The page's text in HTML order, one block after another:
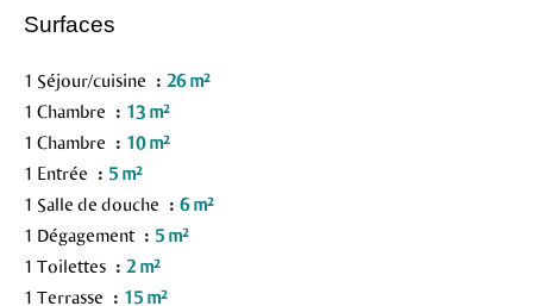
Surfaces
1 Séjour/cuisine
26 m²
1 Chambre
13 m²
1 Chambre
10 m²
1 Entrée
5 m²
1 Salle de douche
6 m²
1 Dégagement
5 m²
1 Toilettes
2 m²
1 Terrasse
15 m²